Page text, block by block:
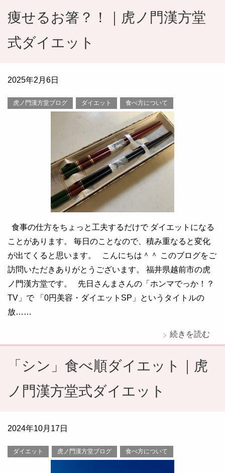
痩せるお箸？！｜虎ノ門漢方堂
式ダイエット
2025年2月6日
虎ノ門漢方堂ブログ ダイエット 食べ方について
食事の仕方をちょっと工夫するだけで ダイエットになる
ことがあります。 毎日のことなので、積み重なると変化
が出てくると思います。 こんにちは＾＾ このブログをご
訪問いただきありがとうございます。 福井県越前市の虎
ノ門漢方堂です。 先日さんまさんの「ホンマでっか！？
TV」で 「0円美容・ダイエットSP」というタイトルの
放……
続きを読む
「シン」食べ順ダイエット｜虎
ノ門漢方堂式ダイエット
2024年10月17日
ダイエット 虎ノ門漢方堂ブログ 食べ方について